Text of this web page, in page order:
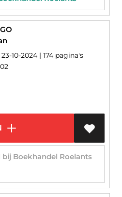
10-2024 | 174 pagina's
Boekhandel Roelants